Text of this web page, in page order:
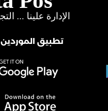
تطبيق الموردين